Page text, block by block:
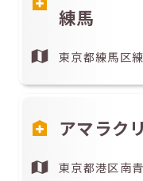
練馬
東京都練馬区
アマラク
東京都港区南